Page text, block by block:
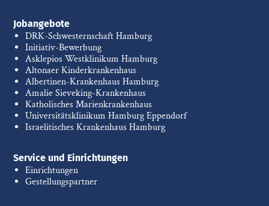
Jobangebote
DRK-Schwesternschaft Hamburg
Initiativ-Bewerbung
Asklepios Westklinikum Hamburg
Altonaer Kinderkrankenhaus
Albertinen-Krankenhaus Hamburg
Amalie Sieveking-Krankenhaus
Katholisches Marienkrankenhaus
Universitätsklinikum Hamburg Eppendorf
Israelitisches Krankenhaus Hamburg
Service und Einrichtungen
Einrichtungen
Gestellungspartner